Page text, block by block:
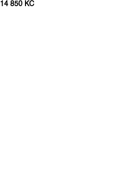
14 850 KČ